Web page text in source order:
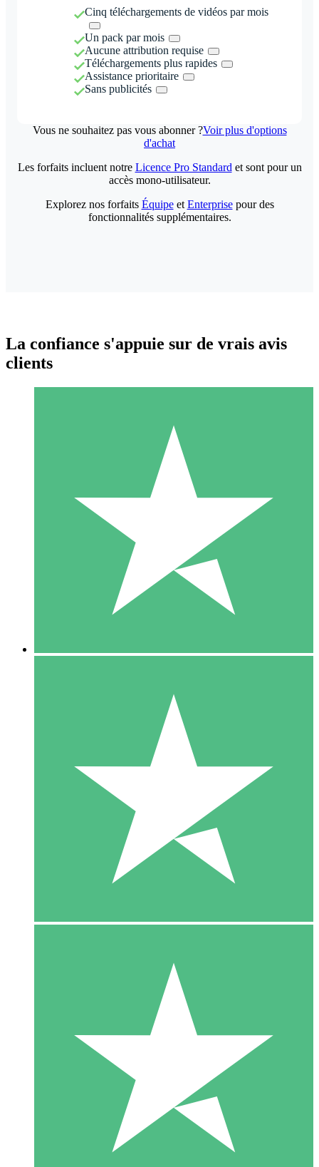
Cinq téléchargements de vidéos par mois
Un pack par mois
Aucune attribution requise
Téléchargements plus rapides
Assistance prioritaire
Sans publicités
Vous ne souhaitez pas vous abonner ?Voir plus d'options
d'achat
Packs de Crédits Individuels
Payez à l'utilisation avec des crédits de téléchargement. Sans
1 Téléchargement
10 00
10 Téléchargements
20 00
Les forfaits incluent notre Licence Pro Standard et sont pour un
accès mono-utilisateur.
Explorez nos forfaits Équipeet Enterprisepour des
fonctionnalités supplémentaires.
La confiance s'appuie sur de vrais avis
clients